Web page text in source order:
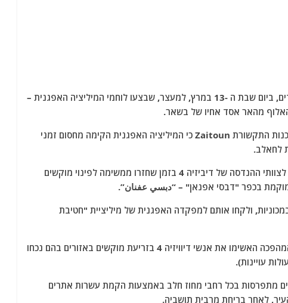
פרבריה המזרחיים של מחוז חלב בצפון סוריה , היו עדים, ביום שבת ה -13 במרץ, למעצר, שבצעו לוחמי המיליציה האפגנית –
אמג'ד אל-סארי, דובר רשת "עין אל-פראת", אמר לסוכנות התקשורת Zaitoun כי המיליציה האפגנית הקימה מחסום זמני
לחאלב.
הוא הוסיף כי המיליציה עצרה כלי רכב צבאיים השייכים לצוותי ההנדסה של דיביזיה 4 בזמן שחזרו ממשימה לפינוי מוקשים
בכפר "דבסי אפנאן" – “دبسي عفنان”.
עצרו את לוחמי דיוויזיה 4, שנסעו במכוניות, ולקחו אותם למפקדה האפגנית של מיליציית "חטיבת
אל-סארי הדגיש כי המעצר התרחש לאחר שמשמרות המהפכה האשימו את אנשי דיוויזיה 4 בזריעת מוקשים באזורים בהם נכחו
עויינות).
מתפרסות בכל רחבי מחוז חלב באמצעות הקמת עשרות אתרים
לאחר בריחת מרבית תושביה.